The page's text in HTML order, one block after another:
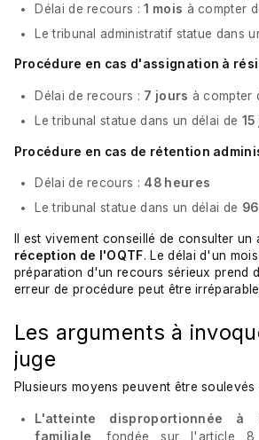
Délai de recours :1 mois à compter
Le tribunal administratif statue dans
Procédure en cas d'assignation à
Délai de recours : 7 jours à compter
Le tribunal statue dans un délai de
Procédure en cas de rétention
Délai de recours : 48 heures
Le tribunal statue dans un délai de
Il est vivement conseillé de consulter un
réception de l'OQTF. Le délai d'un
préparation d'un recours sérieux prend
erreur de procédure peut être
Les arguments à
juge
Plusieurs moyens peuvent être
L'atteinte disproportionnée
familiale , fondée sur l'article